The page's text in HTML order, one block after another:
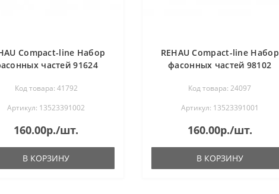
Compact-line Набор
частей 91624
Код товара: 41792
Артикул: 13523391002
160.00р./шт.
В КОРЗИНУ
REHAU Compact-line Набор
фасонных частей 98102
Код товара: 24097
Артикул: 13523391001
160.00р./шт.
В КОРЗИНУ